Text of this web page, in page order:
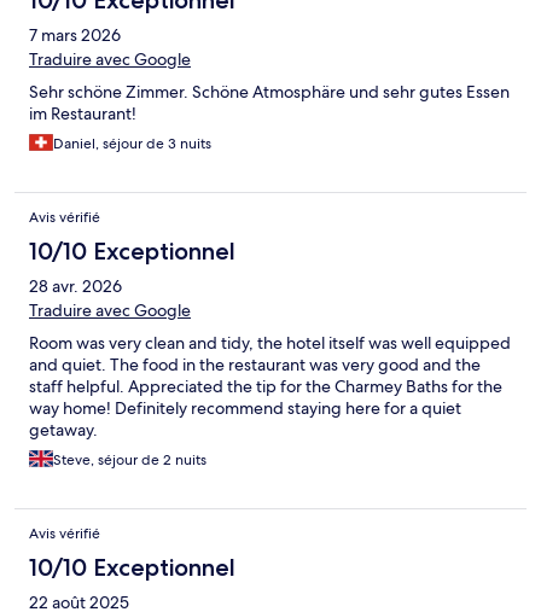
7 mars 2026
Traduire avec Google
Sehr schöne Zimmer. Schöne Atmosphäre und sehr gutes Essen
im Restaurant!
Daniel, séjour de 3 nuits
Avis vérifié
10/10 Exceptionnel
28 avr. 2026
Traduire avec Google
Room was very clean and tidy, the hotel itself was well equipped
and quiet. The food in the restaurant was very good and the
staff helpful. Appreciated the tip for the Charmey Baths for the
way home! Definitely recommend staying here for a quiet
getaway.
Steve, séjour de 2 nuits
Avis vérifié
10/10 Exceptionnel
22 août 2025